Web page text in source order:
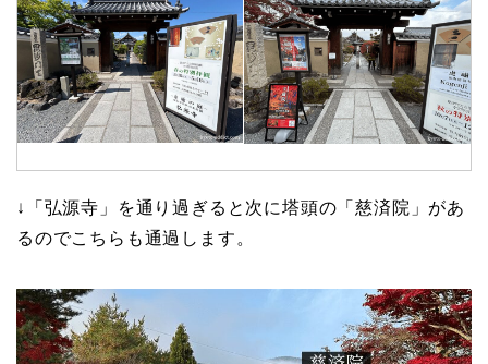
↓「弘源寺」を通り過ぎると次に塔頭の「慈済院」があ
るのでこちらも通過します。